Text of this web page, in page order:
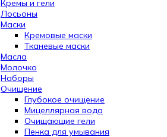
Кремы и гели
Лосьоны
Маски
Кремовые маски
Тканевые маски
Масла
Молочко
Наборы
Очищение
Глубокое очищение
Мицеллярная вода
Очищающие гели
Пенка для умывания